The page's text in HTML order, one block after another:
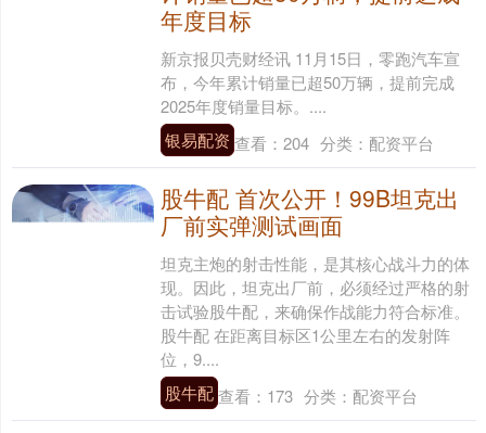
年度目标
新京报贝壳财经讯 11月15日，零跑汽车宣
布，今年累计销量已超50万辆，提前完成
2025年度销量目标。....
银易配资 查看： 204 分类： 配资平台
股牛配 首次公开！99B坦克出
厂前实弹测试画面
坦克主炮的射击性能，是其核心战斗力的体
现。因此，坦克出厂前，必须经过严格的射
击试验股牛配，来确保作战能力符合标准。
股牛配 在距离目标区1公里左右的发射阵
位，9....
股牛配查看： 173 分类： 配资平台